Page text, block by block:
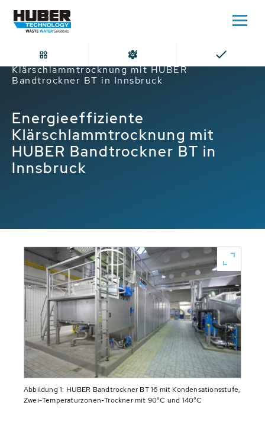
Home
Energieeffiziente
Klärschlammtrocknung mit HUBER
Bandtrockner BT in Innsbruck
Energieeffiziente
Klärschlammtrocknung mit
HUBER Bandtrockner BT in
Innsbruck
Abbildung 1: HUBER Bandtrockner BT 16 mit Kondensationsstufe,
Zwei-Temperaturzonen-Trockner mit 90°C und 140°C